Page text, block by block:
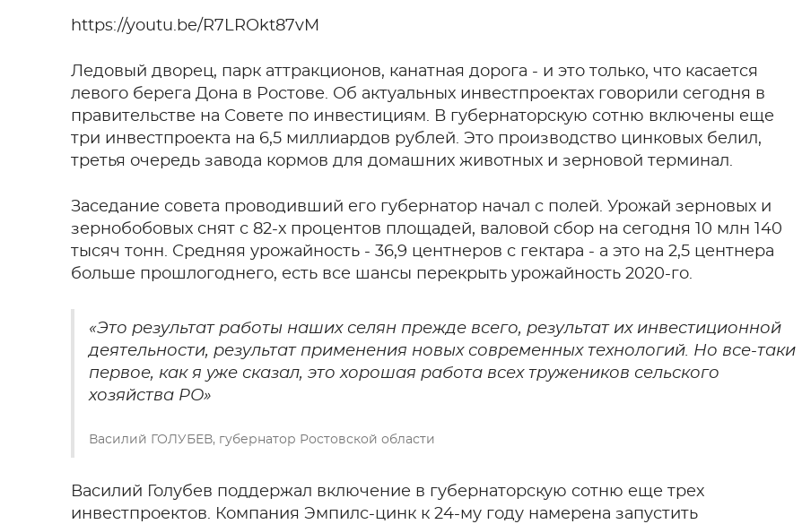
https://youtu.be/R7LROkt87vM
Ледовый дворец, парк аттракционов, канатная дорога - и это только, что касается
левого берега Дона в Ростове. Об актуальных инвестпроектах говорили сегодня в
правительстве на Совете по инвестициям. В губернаторскую сотню включены еще
три инвестпроекта на 6,5 миллиардов рублей. Это производство цинковых белил,
третья очередь завода кормов для домашних животных и зерновой терминал.
Заседание совета проводивший его губернатор начал с полей. Урожай зерновых и
зернобобовых снят с 82-х процентов площадей, валовой сбор на сегодня 10 млн 140
тысяч тонн. Средняя урожайность - 36,9 центнеров с гектара - а это на 2,5 центнера
больше прошлогоднего, есть все шансы перекрыть урожайность 2020-го.
«Это результат работы наших селян прежде всего, результат их инвестиционной
деятельности, результат применения новых современных технологий. Но все-таки
первое, как я уже сказал, это хорошая работа всех тружеников сельского
хозяйства РО»
Василий ГОЛУБЕВ, губернатор Ростовской области
Василий Голубев поддержал включение в губернаторскую сотню еще трех
инвестпроектов. Компания Эмпилс-цинк к 24-му году намерена запустить